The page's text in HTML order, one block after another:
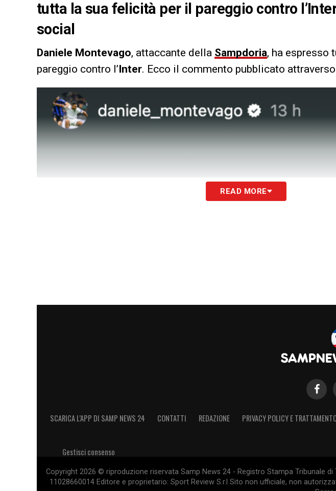
tutta la sua felicità per il pareggio contro
social
Daniele Montevago, attaccante della Sampdoria, ha espresso
pareggio contro l’Inter. Ecco il commento pubblicato attraverso
READ MORE
SCARICA L’APP DI SAMP NEWS 24 CONTATTI REDAZIONE PRIVACY POLICY E
Gestisci consenso
Copyright 2026 © riproduzione riservata Samp News 24 - Registro Stampa Tribunale
11028660014 Editore e proprietario: Sport Review S.r.l Sito non ufficiale, non